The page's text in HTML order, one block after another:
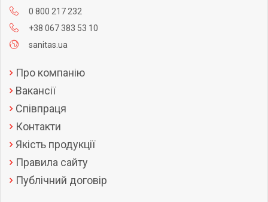
0 800 217 232
+38 067 383 53 10
sanitas.ua
Про компанію
Вакансії
Співпраця
Контакти
Якість продукції
Правила сайту
Публічний договір